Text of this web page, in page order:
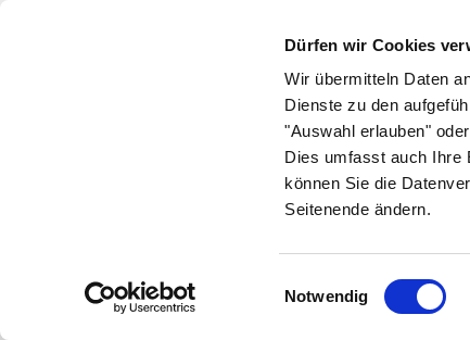
Dürfen wir Cookies
Wir übermitteln Daten
Dienste zu den
"Auswahl erlauben"
Dies umfasst auch Ihre
können Sie die
Seitenende ändern.
Einwilligungsauswahl
Notwendig
Symptome Therapie